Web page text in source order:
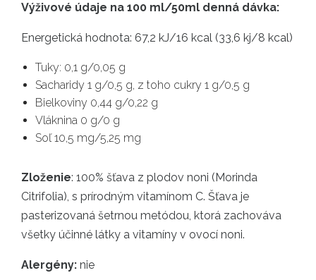
Výživové údaje na 100 ml/50ml denná dávka:
Energetická hodnota: 67,2 kJ/16 kcal (33,6 kj/8 kcal)
Tuky: 0,1 g/0,05 g
Sacharidy 1 g/0,5 g, z toho cukry 1 g/0,5 g
Bielkoviny 0,44 g/0,22 g
Vláknina 0 g/0 g
Soľ 10,5 mg/5,25 mg
Zloženie: 100% šťava z plodov noni (Morinda
Citrifolia), s prírodným vitamínom C. Šťava je
pasterizovaná šetrnou metódou, ktorá zachováva
všetky účinné látky a vitamíny v ovocí noni.
Alergény: nie